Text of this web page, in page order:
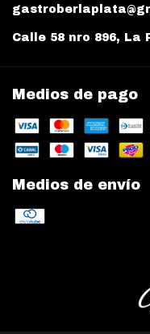
Calle 58 nro 896, La
Medios de pago
Medios de envío